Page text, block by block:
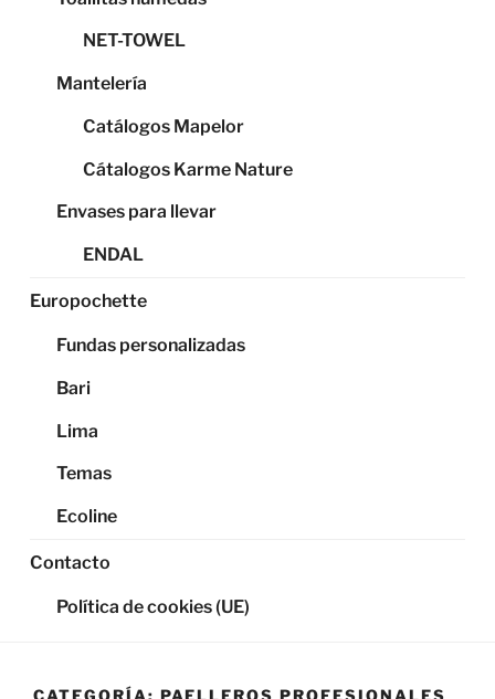
NET-TOWEL
Mantelería
Catálogos Mapelor
Cátalogos Karme Nature
Envases para llevar
ENDAL
Europochette
Fundas personalizadas
Bari
Lima
Temas
Ecoline
Contacto
Política de cookies (UE)
CATEGORÍA: PAELLEROS PROFESIONALES